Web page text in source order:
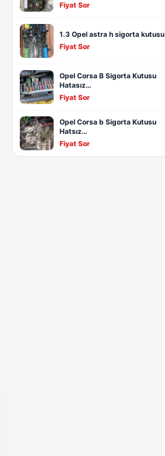
Fiyat Sor
1.3 Opel astra h sigorta kutusu
Fiyat Sor
Opel Corsa B Sigorta Kutusu
Hatasız…
Fiyat Sor
Opel Corsa b Sigorta Kutusu
Hatsız…
Fiyat Sor